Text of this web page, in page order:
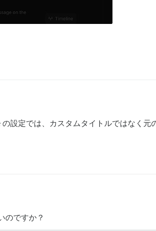
リーが無効になっているカテゴリ。こ
ラリーボタンを表示します。|
設定では、カスタムタイトルではなく
のですか？